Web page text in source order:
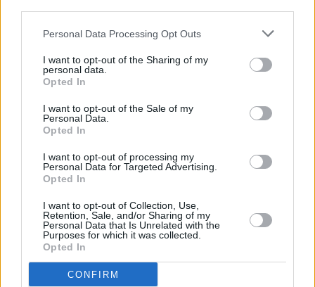
Personal Data Processing Opt Outs
I want to opt-out of the Sharing of my
personal data.
Opted In
I want to opt-out of the Sale of my
Personal Data.
Opted In
I want to opt-out of processing my
Personal Data for Targeted Advertising.
Opted In
I want to opt-out of Collection, Use,
Retention, Sale, and/or Sharing of my
Personal Data that Is Unrelated with the
Purposes for which it was collected.
Opted In
CONFIRM
Es una de las caras más conocidas del panorama
deportivo, un hombre comprometido con los valores que
aporta el ejercicio físico, solidario y siempre dispuesto a
ayudar en las causas sociales. Siempre que puede,